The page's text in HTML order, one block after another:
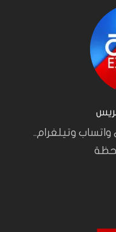
وتيلغرام..